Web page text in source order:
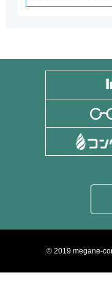
© 2019 megane-